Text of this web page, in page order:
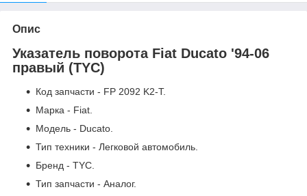
Опис
Указатель поворота Fiat Ducato '94-06
правый (TYC)
Код запчасти - FP 2092 K2-T.
Марка - Fiat.
Модель - Ducato.
Тип техники - Легковой автомобиль.
Бренд - TYC.
Тип запчасти - Аналог.